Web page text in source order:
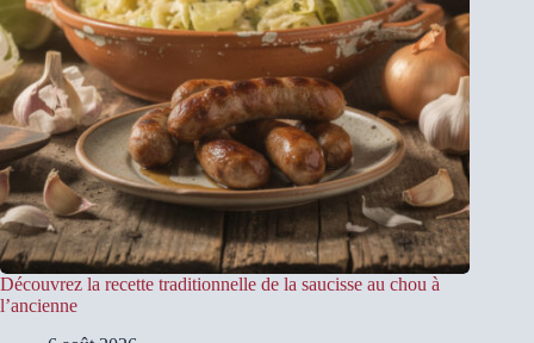
Découvrez la recette traditionnelle de la saucisse au chou à
l’ancienne